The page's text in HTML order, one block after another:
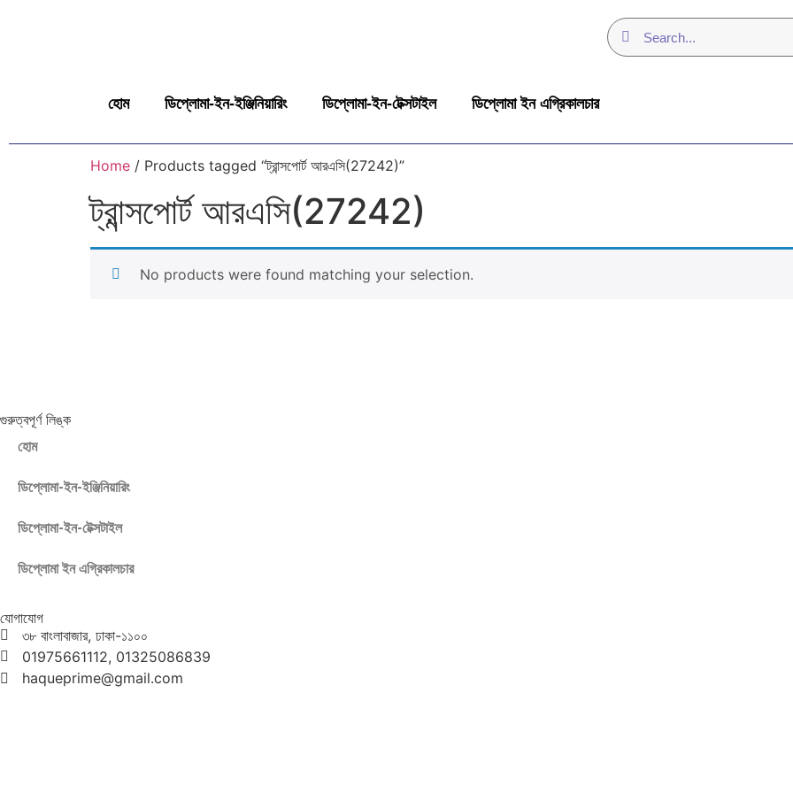
হোম ডিপ্লোমা-ইন-ইঞ্জিনিয়ারিং ডিপ্লোমা-ইন-টেক্সটাইল ডিপ্লোমা ইন এগ্রিকালচার
Home / Products tagged “ট্রান্সপোর্ট আরএসি(27242)”
ট্রান্সপোর্ট আরএসি(27242)
No products were found matching your selection.
গুরুত্বপূর্ণ লিঙ্ক
হোম
ডিপ্লোমা-ইন-ইঞ্জিনিয়ারিং
ডিপ্লোমা-ইন-টেক্সটাইল
ডিপ্লোমা ইন এগ্রিকালচার
যোগাযোগ
৩৮ বাংলাবাজার, ঢাকা-১১০০
01975661112, 01325086839
haqueprime@gmail.com